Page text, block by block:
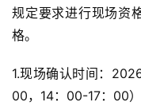
规定要求进行现场资
格。
1.现场确认时间：
00，14：00-17：00）